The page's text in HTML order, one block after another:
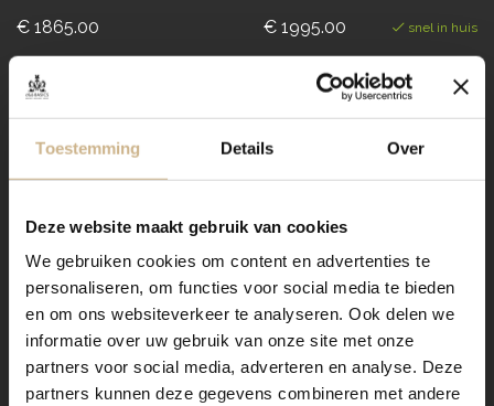
Toestemming Details Over
Deze website maakt gebruik van cookies
We gebruiken cookies om content en advertenties te
personaliseren, om functies voor social media te bieden
en om ons websiteverkeer te analyseren. Ook delen we
informatie over uw gebruik van onze site met onze
partners voor social media, adverteren en analyse. Deze
partners kunnen deze gegevens combineren met andere
€ 1865.00 € 1995.00 snel in huis
1-2502-001 | Maatwerk
demontabel
1-2410-015| Maatwerk